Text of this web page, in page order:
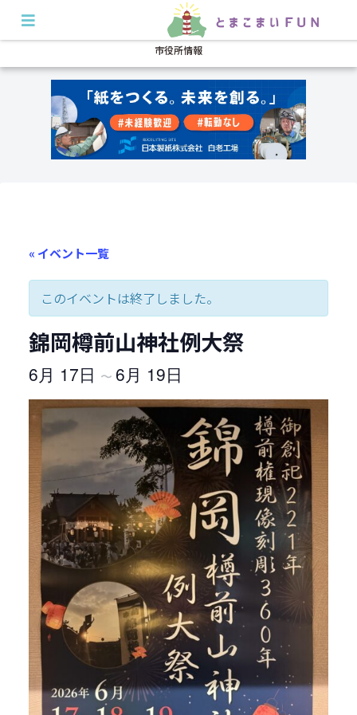
開店・閉店 グルメ 特集 耳より
市役所情報
« イベント一覧
このイベントは終了しました。
錦岡樽前山神社例大祭
6月 17日 〜 6月 19日